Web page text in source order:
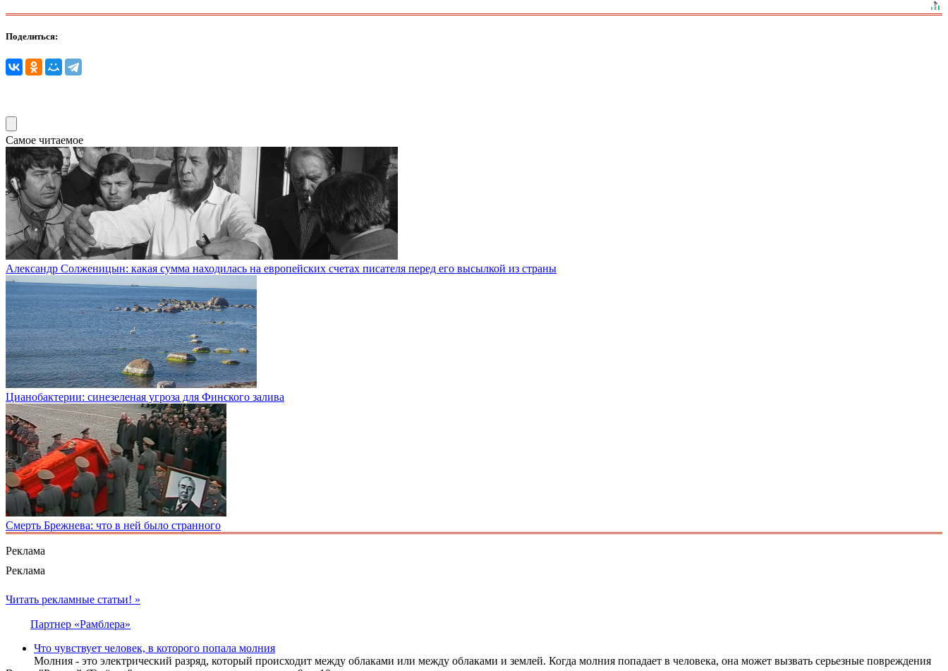
Поделиться:
Самое читаемое
Александр Солженицын: какая сумма находилась на европейских счетах писателя перед его высылкой из страны
Цианобактерии: синезеленая угроза для Финского залива
Смерть Брежнева: что в ней было странного
Реклама
Реклама
Читать рекламные статьи! »
Партнер «Рамблера»
Что чувствует человек, в которого попала молния
Молния - это электрический разряд, который происходит между облаками или между облаками и землей. Когда молния попадает в человека, она может вызвать серьезные повреждения